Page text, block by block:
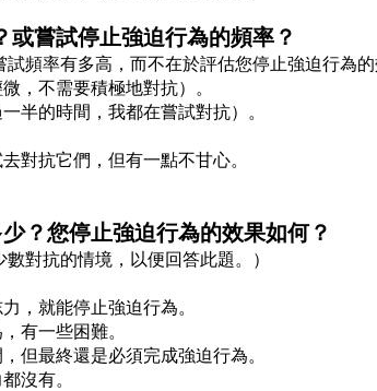
嘗試停止強迫行為的頻率？
頻率有多高，而不在於評估您停止強迫行為的
，不需要積極地對抗）。
半的時間，我都在嘗試對抗）。
對抗它們，但有一點不甘心。
？您停止強迫行為的效果如何？
對抗的情境，以便回答此題。）
，就能停止強迫行為。
有一些困難。
但最終還是必須完成強迫行為。
沒有。